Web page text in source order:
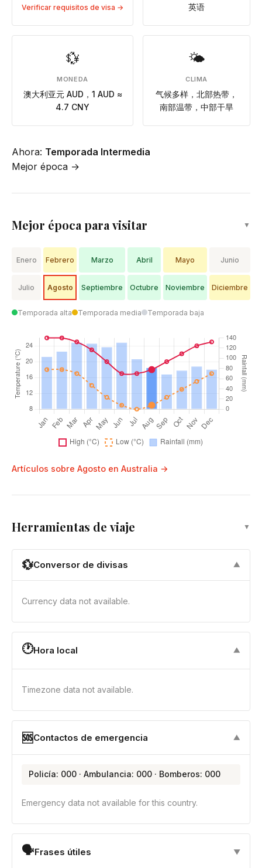
Verificar requisitos de visa → 英语
💱
MONEDA
澳大利亚元 AUD，1 AUD ≈
4.7 CNY
🌤
CLIMA
气候多样，北部热带，
南部温带，中部干旱
Ahora: Temporada Intermedia
Mejor época →
Mejor época para visitar ▼
Enero Febrero Marzo Abril Mayo Junio
Julio Agosto Septiembre Octubre Noviembre Diciembre
Temporada alta Temporada media Temporada baja
Artículos sobre Agosto en Australia →
Herramientas de viaje ▼
💱Conversor de divisas ▼
Currency data not available.
🕐Hora local ▼
Timezone data not available.
🆘Contactos de emergencia ▼
Policía: 000 · Ambulancia: 000 · Bomberos: 000
Emergency data not available for this country.
🗣Frases útiles ▼